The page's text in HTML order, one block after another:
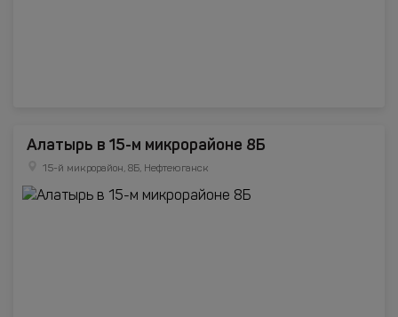
Алатырь в 15-м микрорайоне 8Б
15-й микрорайон, 8Б, Нефтеюганск